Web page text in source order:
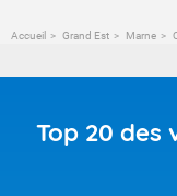
Accueil Grand Est Marne
Top 20 des